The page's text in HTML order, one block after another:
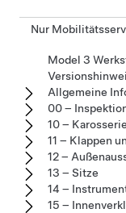
Nur
Model 3
Allgemeine
00 –
10 – Karosserie
11 – Klappen
12 –
13 – Sitze
14 –
15 –